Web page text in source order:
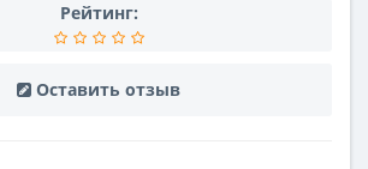
Рейтинг:
Оставить отзыв